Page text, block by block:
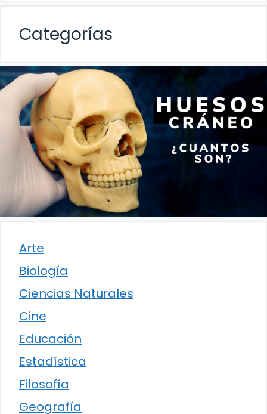
Categorías
Arte
Biología
Ciencias Naturales
Cine
Educación
Estadística
Filosofía
Geografía